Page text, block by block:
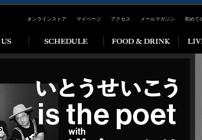
オンラインストア マイページ アクセス メールマガジン 初めて